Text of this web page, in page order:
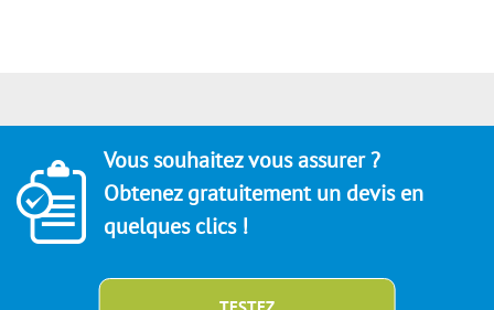
Vous souhaitez vous assurer ?
Obtenez gratuitement un devis en
quelques clics !